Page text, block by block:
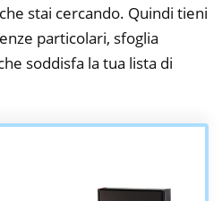
stai cercando. Quindi tieni
particolari, sfoglia
soddisfa la tua lista di